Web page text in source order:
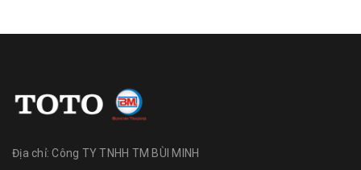
Địa chỉ:Công TY TNHH TM BÙI MINH